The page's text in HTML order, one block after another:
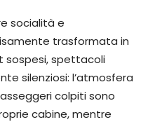
socialità e
trasformata in
sospesi, spettacoli
silenziosi: l’atmosfera
colpiti sono
cabine, mentre